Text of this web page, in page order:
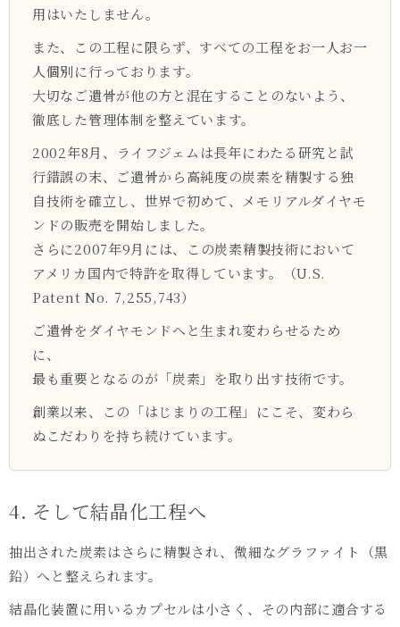
用はいたしません。
また、この工程に限らず、すべての工程をお一人お一
人個別に行っております。
大切なご遺骨が他の方と混在することのないよう、
徹底した管理体制を整えています。
2002年8月、ライフジェムは長年にわたる研究と試
行錯誤の末、ご遺骨から高純度の炭素を精製する独
自技術を確立し、世界で初めて、メモリアルダイヤモ
ンドの販売を開始しました。
さらに2007年9月には、この炭素精製技術において
アメリカ国内で特許を取得しています。（U.S.
Patent No. 7,255,743）
ご遺骨をダイヤモンドへと生まれ変わらせるため
に、
最も重要となるのが「炭素」を取り出す技術です。
創業以来、この「はじまりの工程」にこそ、変わら
ぬこだわりを持ち続けています。
4. そして結晶化工程へ
抽出された炭素はさらに精製され、微細なグラファイト（黒
鉛）へと整えられます。
結晶化装置に用いるカプセルは小さく、その内部に適合する